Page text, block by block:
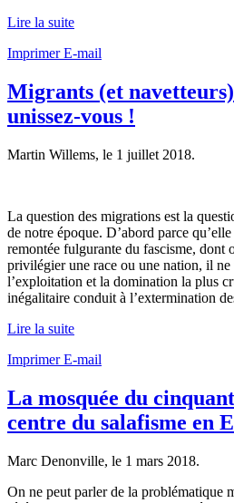
Lire la suite
ImprimerE-mail
Migrants (et navetteurs)
unissez-vous !
Martin Willems, le 1 juillet 2018.
La question des migrations est la
de notre époque. D’abord parce
remontée fulgurante du fascisme, dont
privilégier une race ou une nation, il ne
l’exploitation et la domination la plus
inégalitaire conduit à l’extermination
Lire la suite
ImprimerE-mail
La mosquée du
centre du salafisme en
Marc Denonville, le 1 mars 2018.
On ne peut parler de la problématique